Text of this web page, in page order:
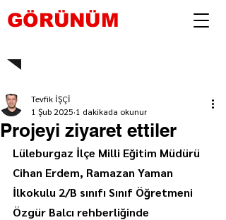
GÖRÜNÜM
Projeyi ziyaret ettiler
Tevfik İŞÇİ
1 Şub 2025 1 dakikada okunur
Lüleburgaz İlçe Milli Eğitim Müdürü
Cihan Erdem, Ramazan Yaman
İlkokulu 2/B sınıfı Sınıf Öğretmeni
Özgür Balcı rehberliğinde